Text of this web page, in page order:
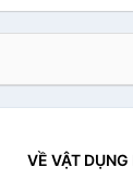
VỀ VẬT DỤNG